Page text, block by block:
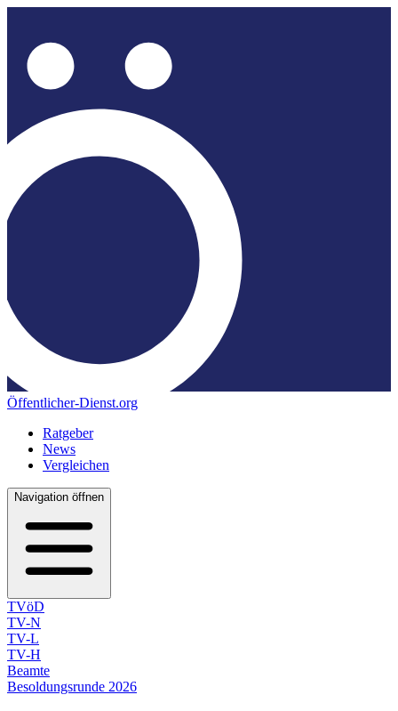
Öffentlicher-Dienst.org
Ratgeber
News
Vergleichen
Navigation öffnen
TVöD
TV-N
TV-L
TV-H
Beamte
Besoldungsrunde 2026